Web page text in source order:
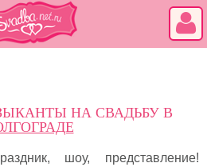
НА СВАДЬБУ В
шоу, представление!